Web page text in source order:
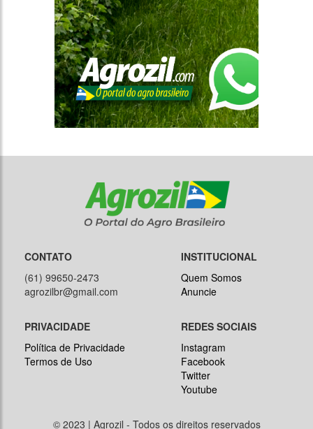
CONTATO
(61) 99650-2473
agrozilbr@gmail.com
INSTITUCIONAL
Quem Somos
Anuncie
PRIVACIDADE
Política de Privacidade
Termos de Uso
REDES SOCIAIS
Instagram
Facebook
Twitter
Youtube
© 2023 | Agrozil - Todos os direitos reservados